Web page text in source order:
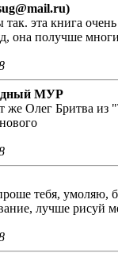
так. эта книга
она получше
МУР
же Олег Бритва из
тебя, умоляю,
лучше рисуй